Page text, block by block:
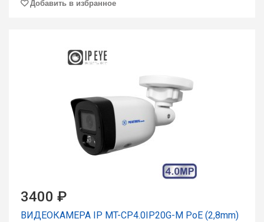
Добавить в избранное
3400 ₽
ВИДЕОКАМЕРА IP MT-CP4.0IP20G-M PoE (2,8mm)